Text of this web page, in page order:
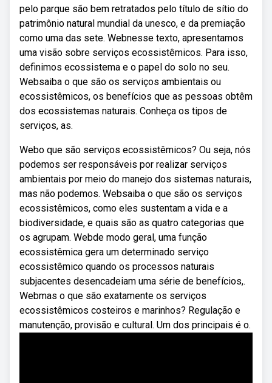
pelo parque são bem retratados pelo título de sítio do
patrimônio natural mundial da unesco, e da premiação
como uma das sete. Webnesse texto, apresentamos
uma visão sobre serviços ecossistêmicos. Para isso,
definimos ecossistema e o papel do solo no seu.
Websaiba o que são os serviços ambientais ou
ecossistêmicos, os benefícios que as pessoas obtêm
dos ecossistemas naturais. Conheça os tipos de
serviços, as.
Webo que são serviços ecossistêmicos? Ou seja, nós
podemos ser responsáveis por realizar serviços
ambientais por meio do manejo dos sistemas naturais,
mas não podemos. Websaiba o que são os serviços
ecossistêmicos, como eles sustentam a vida e a
biodiversidade, e quais são as quatro categorias que
os agrupam. Webde modo geral, uma função
ecossistêmica gera um determinado serviço
ecossistêmico quando os processos naturais
subjacentes desencadeiam uma série de benefícios,.
Webmas o que são exatamente os serviços
ecossistêmicos costeiros e marinhos? Regulação e
manutenção, provisão e cultural. Um dos principais é o.